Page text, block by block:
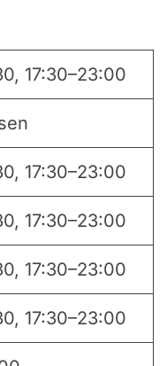
17:30–23:00
17:30–23:00
17:30–23:00
17:30–23:00
17:30–23:00